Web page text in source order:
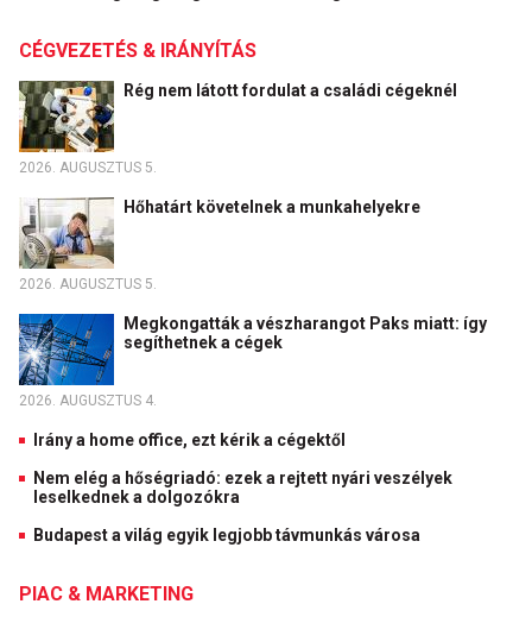
CÉGVEZETÉS & IRÁNYÍTÁS
Rég nem látott fordulat a családi cégeknél
2026. AUGUSZTUS 5.
Hőhatárt követelnek a munkahelyekre
2026. AUGUSZTUS 5.
Megkongatták a vészharangot Paks miatt: így
segíthetnek a cégek
2026. AUGUSZTUS 4.
Irány a home office, ezt kérik a cégektől
Nem elég a hőségriadó: ezek a rejtett nyári veszélyek
leselkednek a dolgozókra
Budapest a világ egyik legjobb távmunkás városa
PIAC & MARKETING